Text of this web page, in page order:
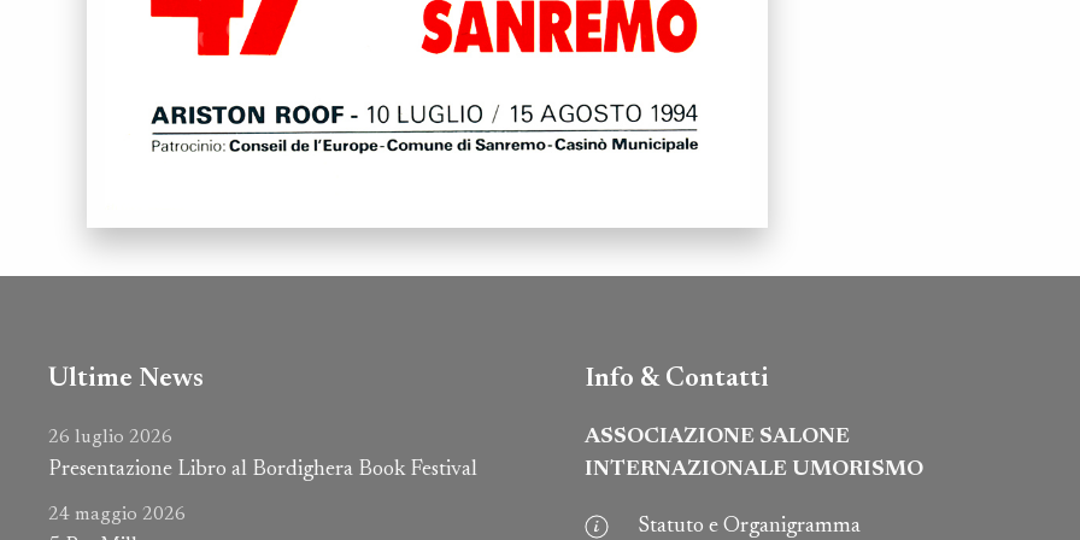
Ultime News
26 luglio 2026
Presentazione Libro al Bordighera Book Festival
24 maggio 2026
Info & Contatti
ASSOCIAZIONE SALONE
INTERNAZIONALE UMORISMO
Statuto e Organigramma